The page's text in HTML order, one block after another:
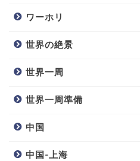
ワーホリ
世界の絶景
世界一周
世界一周準備
中国
中国-上海